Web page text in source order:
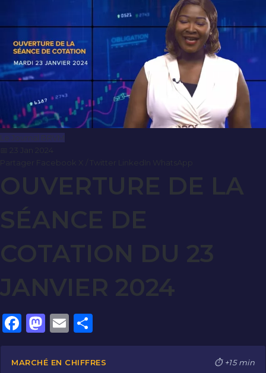
Le Journal BRVM
OUVERTURE DE LA
SÉANCE DE
COTATION DU 23
JANVIER 2024
F
a
c
M
a
st
E
m
ai
ar
ta
MARCHÉ EN CHIFFRES ⏱ +15 min